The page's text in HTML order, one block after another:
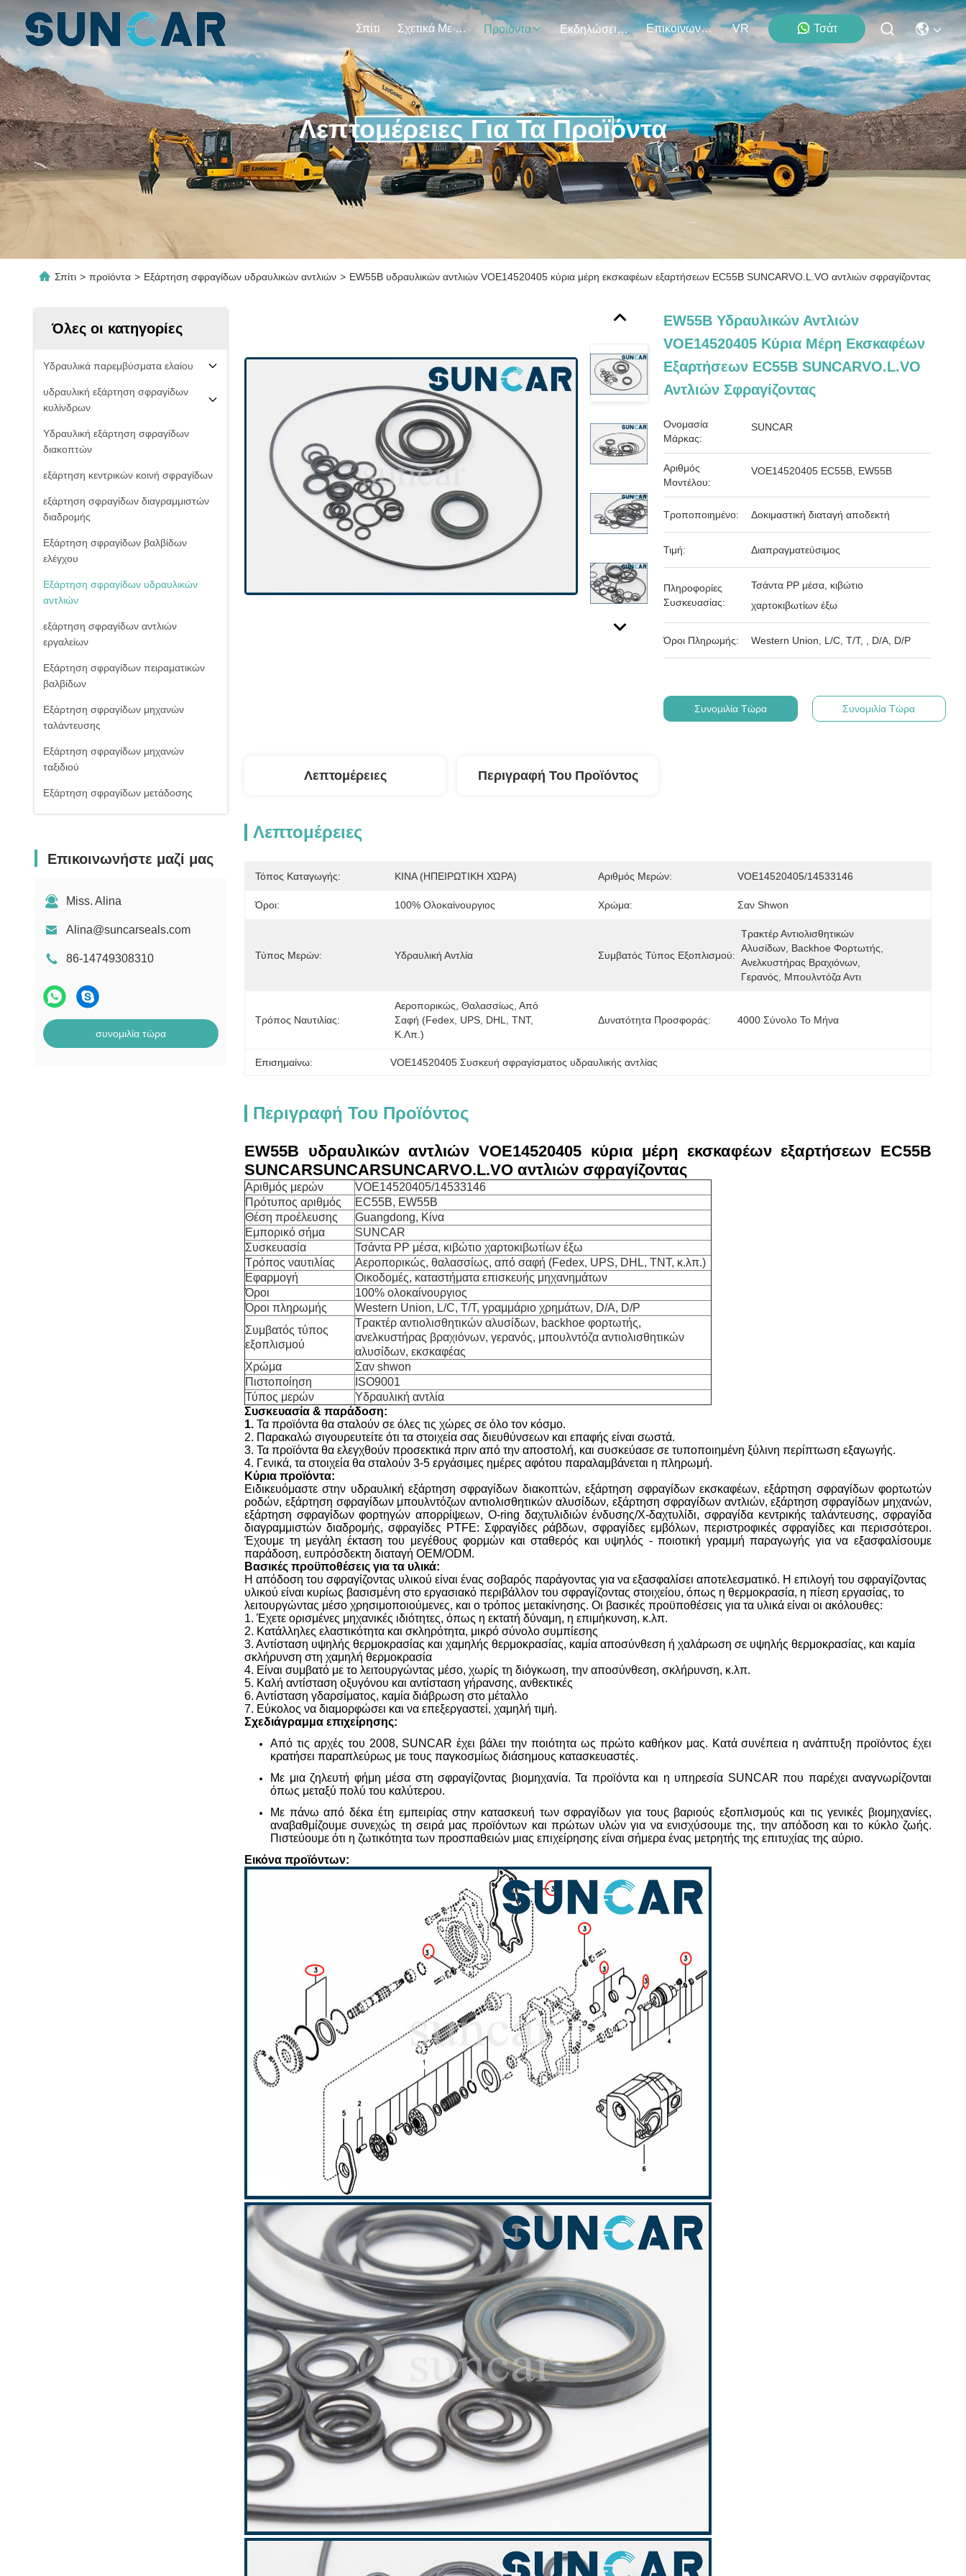
Σπίτι Σχετικά Με Εμάς Προϊόντα Εκδηλώσεις Επικοινωνήστε Μαζί Μας VR Τσάτ
Λεπτομέρειες Για Τα Προϊόντα
Σπίτι > προϊόντα > Εξάρτηση σφραγίδων υδραυλικών αντλιών > EW55B υδραυλικών αντλιών VOE14520405 κύρια μέρη εκσκαφέων εξαρτήσεων EC55B SUNCARVO.L.VO αντλιών σφραγίζοντας
Όλες οι κατηγορίες
Υδραυλικά παρεμβύσματα ελαίου
υδραυλική εξάρτηση σφραγίδων
κυλίνδρων
Υδραυλική εξάρτηση σφραγίδων
διακοπτών
εξάρτηση κεντρικών κοινή σφραγίδων
εξάρτηση σφραγίδων διαγραμμιστών
διαδρομής
Εξάρτηση σφραγίδων βαλβίδων
ελέγχου
Εξάρτηση σφραγίδων υδραυλικών
αντλιών
εξάρτηση σφραγίδων αντλιών
εργαλείων
Εξάρτηση σφραγίδων πειραματικών
βαλβίδων
Εξάρτηση σφραγίδων μηχανών
ταλάντευσης
Εξάρτηση σφραγίδων μηχανών
ταξιδιού
Εξάρτηση σφραγίδων μετάδοσης
Κύρια εξάρτηση σφραγίδων βαλβίδων
Επικοινωνήστε μαζί μας
Miss. Alina
Alina@suncarseals.com
86-14749308310
συνομιλία τώρα
EW55B Υδραυλικών Αντλιών
VOE14520405 Κύρια Μέρη Εκσκαφέων
Εξαρτήσεων EC55B SUNCARVO.L.VO
Αντλιών Σφραγίζοντας
Ονομασία
Μάρκας:
SUNCAR
Αριθμός
Μοντέλου:
VOE14520405 EC55B, EW55B
Τροποποιημένο: Δοκιμαστική διαταγή αποδεκτή
Τιμή: Διαπραγματεύσιμος
Πληροφορίες
Συσκευασίας:
Τσάντα PP μέσα, κιβώτιο
χαρτοκιβωτίων έξω
Όροι Πληρωμής: Western Union, L/C, T/T, , D/A, D/P
Συνομιλία Τώρα Συνομιλία Τώρα
Λεπτομέρειες Περιγραφή Του Προϊόντος
Λεπτομέρειες
Τόπος Καταγωγής: ΚΙΝΑ (ΗΠΕΙΡΩΤΙΚΗ ΧΏΡΑ) Αριθμός Μερών: VOE14520405/14533146
Όροι: 100% Ολοκαίνουργιος Χρώμα: Σαν Shwon
Τύπος Μερών: Υδραυλική Αντλία Συμβατός Τύπος Εξοπλισμού:
Τρακτέρ Αντιολισθητικών
Αλυσίδων, Backhoe Φορτωτής,
Ανελκυστήρας Βραχιόνων,
Γερανός, Μπουλντόζα Αντι
Τρόπος Ναυτιλίας:
Αεροπορικώς, Θαλασσίως, Από
Σαφή (Fedex, UPS, DHL, TNT,
Κ.λπ.)
Δυνατότητα Προσφοράς: 4000 Σύνολο Το Μήνα
Επισημαίνω: VOE14520405 Συσκευή σφραγίσματος υδραυλικής αντλίας
Περιγραφή Του Προϊόντος
EW55B υδραυλικών αντλιών VOE14520405 κύρια μέρη εκσκαφέων εξαρτήσεων EC55B
SUNCARSUNCARSUNCARVO.L.VO αντλιών σφραγίζοντας
Αριθμός μερών
VOE14520405/14533146
Πρότυπος αριθμός
EC55B, EW55B
Θέση προέλευσης
Guangdong, Κίνα
Εμπορικό σήμα
SUNCAR
Συσκευασία
Τσάντα PP μέσα, κιβώτιο χαρτοκιβωτίων έξω
Τρόπος ναυτιλίας
Αεροπορικώς, θαλασσίως, από σαφή (Fedex, UPS, DHL, TNT, κ.λπ.)
Εφαρμογή
Οικοδομές, καταστήματα επισκευής μηχανημάτων
Όροι
100% ολοκαίνουργιος
Όροι πληρωμής
Western Union, L/C, T/T, γραμμάριο χρημάτων, D/A, D/P
Συμβατός τύπος
εξοπλισμού
Τρακτέρ αντιολισθητικών αλυσίδων, backhoe φορτωτής,
ανελκυστήρας βραχιόνων, γερανός, μπουλντόζα αντιολισθητικών
αλυσίδων, εκσκαφέας
Χρώμα
Σαν shwon
Πιστοποίηση
ISO9001
Τύπος μερών
Υδραυλική αντλία
Συσκευασία & παράδοση:
1. Τα προϊόντα θα σταλούν σε όλες τις χώρες σε όλο τον κόσμο.
2. Παρακαλώ σιγουρευτείτε ότι τα στοιχεία σας διευθύνσεων και επαφής είναι σωστά.
3. Τα προϊόντα θα ελεγχθούν προσεκτικά πριν από την αποστολή, και συσκεύασε σε τυποποιημένη ξύλινη περίπτωση εξαγωγής.
4. Γενικά, τα στοιχεία θα σταλούν 3-5 εργάσιμες ημέρες αφότου παραλαμβάνεται η πληρωμή.
Κύρια προϊόντα:
Ειδικευόμαστε στην υδραυλική εξάρτηση σφραγίδων διακοπτών, εξάρτηση σφραγίδων εκσκαφέων, εξάρτηση σφραγίδων φορτωτών
ροδών, εξάρτηση σφραγίδων μπουλντόζων αντιολισθητικών αλυσίδων, εξάρτηση σφραγίδων αντλιών, εξάρτηση σφραγίδων μηχανών,
εξάρτηση σφραγίδων φορτηγών απορρίψεων, O-ring δαχτυλιδιών ένδυσης/Χ-δαχτυλίδι, σφραγίδα κεντρικής ταλάντευσης, σφραγίδα
διαγραμμιστών διαδρομής, σφραγίδες PTFE: Σφραγίδες ράβδων, σφραγίδες εμβόλων, περιστροφικές σφραγίδες και περισσότεροι.
Έχουμε τη μεγάλη έκταση του μεγέθους φορμών και σταθερός και υψηλός - ποιοτική γραμμή παραγωγής για να εξασφαλίσουμε
παράδοση, ευπρόσδεκτη διαταγή OEM/ODM.
Βασικές προϋποθέσεις για τα υλικά:
Η απόδοση του σφραγίζοντας υλικού είναι ένας σοβαρός παράγοντας για να εξασφαλίσει αποτελεσματικό. Η επιλογή του σφραγίζοντας
υλικού είναι κυρίως βασισμένη στο εργασιακό περιβάλλον του σφραγίζοντας στοιχείου, όπως η θερμοκρασία, η πίεση εργασίας, το
λειτουργώντας μέσο χρησιμοποιούμενες, και ο τρόπος μετακίνησης. Οι βασικές προϋποθέσεις για τα υλικά είναι οι ακόλουθες:
1. Έχετε ορισμένες μηχανικές ιδιότητες, όπως η εκτατή δύναμη, η επιμήκυνση, κ.λπ.
2. Κατάλληλες ελαστικότητα και σκληρότητα, μικρό σύνολο συμπίεσης
3. Αντίσταση υψηλής θερμοκρασίας και χαμηλής θερμοκρασίας, καμία αποσύνθεση ή χαλάρωση σε υψηλής θερμοκρασίας, και καμία
σκλήρυνση στη χαμηλή θερμοκρασία
4. Είναι συμβατό με το λειτουργώντας μέσο, χωρίς τη διόγκωση, την αποσύνθεση, σκλήρυνση, κ.λπ.
5. Καλή αντίσταση οξυγόνου και αντίσταση γήρανσης, ανθεκτικές
6. Αντίσταση γδαρσίματος, καμία διάβρωση στο μέταλλο
7. Εύκολος να διαμορφώσει και να επεξεργαστεί, χαμηλή τιμή.
Σχεδιάγραμμα επιχείρησης:
Από τις αρχές του 2008, SUNCAR έχει βάλει την ποιότητα ως πρώτο καθήκον μας. Κατά συνέπεια η ανάπτυξη προϊόντος έχει
κρατήσει παραπλεύρως με τους παγκοσμίως διάσημους κατασκευαστές.
Με μια ζηλευτή φήμη μέσα στη σφραγίζοντας βιομηχανία. Τα προϊόντα και η υπηρεσία SUNCAR που παρέχει αναγνωρίζονται
όπως μεταξύ πολύ του καλύτερου.
Με πάνω από δέκα έτη εμπειρίας στην κατασκευή των σφραγίδων για τους βαριούς εξοπλισμούς και τις γενικές βιομηχανίες,
αναβαθμίζουμε συνεχώς τη σειρά μας προϊόντων και πρώτων υλών για να ενισχύσουμε της, την απόδοση και το κύκλο ζωής.
Πιστεύουμε ότι η ζωτικότητα των προσπαθειών μιας επιχείρησης είναι σήμερα ένας μετρητής της επιτυχίας της αύριο.
Εικόνα προϊόντων: